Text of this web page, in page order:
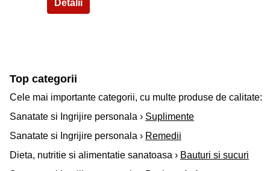
Top categorii
Cele mai importante categorii, cu multe produse de calitate:
Sanatate si Ingrijire personala › Suplimente
Sanatate si Ingrijire personala › Remedii
Dieta, nutritie si alimentatie sanatoasa › Bauturi si sucuri